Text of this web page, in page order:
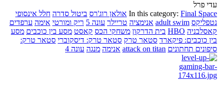
עדי פרל
In this category: Final Space אולאן רוג'רס ביטול סדרה חלל אינסופי
נטפליקס adult swim אנימציה טריילר עונה 5 ריק ומורטי אימה ערפדים
קאסלבניה HBO בית הדרקון משחקי הכס קאסט מסע בין כוכבים מסע
בין כוכבים: פיקארד סטאר טרק סטאר טרק: דיסקוברי סטאר טרק:
סיפונים תחתונים attack on titan אנימה מנגה עונה 4